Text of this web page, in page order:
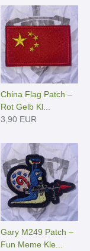
China Flag Patch –
Rot Gelb Kl...
3,90 EUR
Gary M249 Patch –
Fun Meme Kle...